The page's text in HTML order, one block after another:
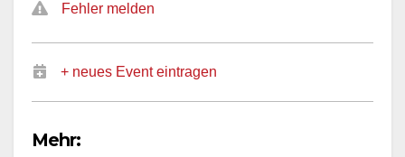
Fehler melden
+ neues Event eintragen
Mehr: